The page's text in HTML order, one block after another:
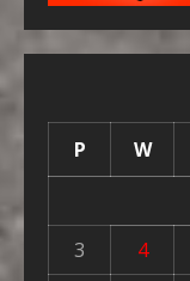
P W
3
4